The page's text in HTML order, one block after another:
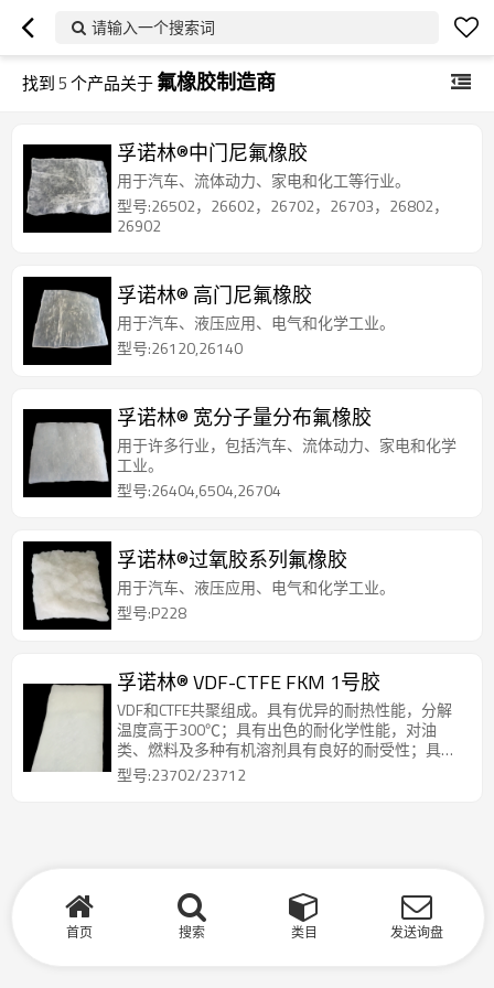
请输入一个搜索词
找到5个产品关于氟橡胶制造商
孚诺林®中门尼氟橡胶
用于汽车、流体动力、家电和化工等行业。
型号:26502，26602，26702，26703，26802，
26902
孚诺林® 高门尼氟橡胶
用于汽车、液压应用、电气和化学工业。
型号:26120,26140
孚诺林® 宽分子量分布氟橡胶
用于许多行业，包括汽车、流体动力、家电和化学
工业。
型号:26404,6504,26704
孚诺林®过氧胶系列氟橡胶
用于汽车、液压应用、电气和化学工业。
型号:P228
孚诺林® VDF-CTFE FKM 1号胶
VDF和CTFE共聚组成。具有优异的耐热性能，分解
温度高于300℃；具有出色的耐化学性能，对油
类、燃料及多种有机溶剂具有良好的耐受性；具有
良好的流动性。可溶于酯类和酮类溶剂。
型号:23702/23712
首页 搜索 类目 发送询盘